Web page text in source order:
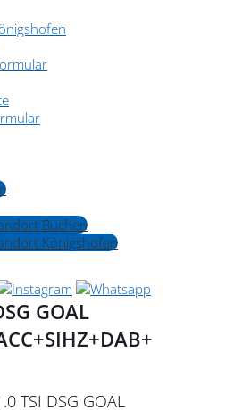
Buchen
Königshofen
GOAL